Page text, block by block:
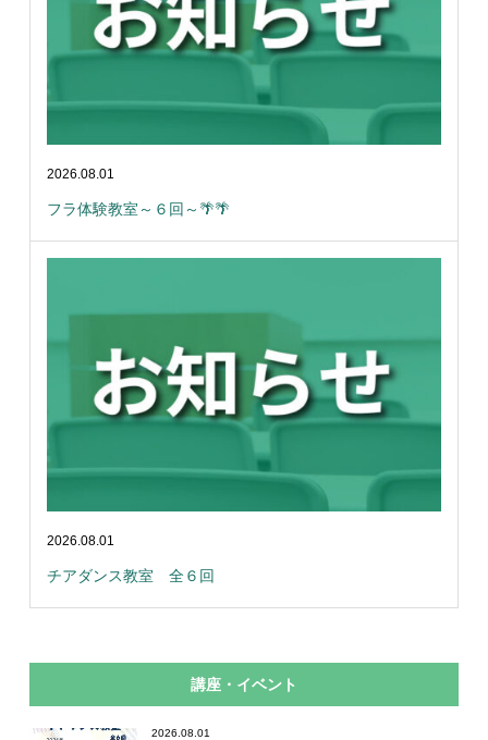
2026.08.01
フラ体験教室～６回～🌴🌴
2026.08.01
チアダンス教室 全６回
講座・イベント
2026.08.01